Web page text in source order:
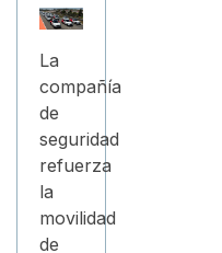
La
compañía
de
seguridad
refuerza
la
movilidad
de